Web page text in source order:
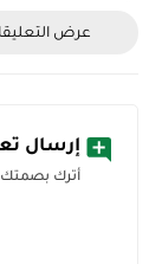
عرض
إرسال
أترك بصمتك